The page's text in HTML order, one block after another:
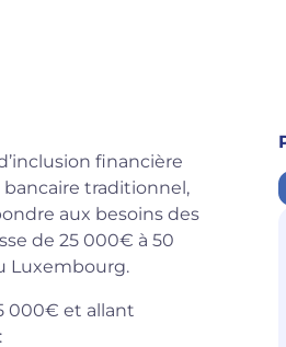
financière
traditionnel,
aux besoins des
de 25 000€ à 50
Luxembourg.
000€ et allant